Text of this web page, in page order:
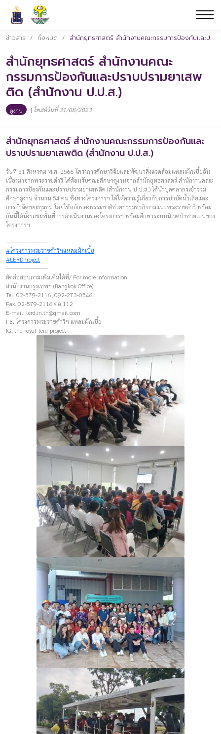
ข่าวสาร / ทั้งหมด / สำนักยุทธศาสตร์ สำนักงานคณะกรรมการป้องกันและปราบปรามยาเสพติด (สำนักงาน ป.ป.ส.)
สำนักยุทธศาสตร์ สำนักงานคณะ
กรรมการป้องกันและปราบปรามยาเสพ
ติด (สำนักงาน ป.ป.ส.)
ดูงาน | โพสต์วันที่ 31/08/2023
สำนักยุทธศาสตร์ สำนักงานคณะกรรมการป้องกันและ
ปราบปรามยาเสพติด (สำนักงาน ป.ป.ส.)
วันที่ 31 สิงหาคม พ.ศ. 2566 โครงการศึกษาวิจัยและพัฒนาสิ่งแวดล้อมแหลมผักเบี้ยอัน
เนื่องมาจากพระราชดำริ ได้ต้อนรับคณะศึกษาดูงานจากสำนักยุทธศาสตร์ สำนักงานคณะ
กรรมการป้องกันและปราบปรามยาเสพติด (สำนักงาน ป.ป.ส.) ได้นำบุคคลากรเข้าร่วม
ศึกษาดูงาน จำนวน 54 คน ซึ่งทางโครงการฯ ได้ให้ความรู้เกี่ยวกับการบำบัดน้ำเสียและ
การกำจัดขยะชุมชน โดยใช้หลักของธรรมชาติช่วยธรรมชาติ ตามแนวพระราชดำริ พร้อม
กันนี้ได้นั่งรถชมพื้นที่การดำเนินงานของโครงการฯ พร้อมศึกษาระบบนิเวศป่าชายเลนของ
โครงการฯ
————————–
#โครงการพระราชดำริฯแหลมผักเบี้ย
#LERDProject
————————–
ติดต่อสอบถามเพิ่มเติมได้ที่/ For more information
สำนักงานกรุงเทพฯ (Bangkok Office):
Tel. 02-579-2116, 092-273-0546
Fax. 02-579-2116 ต่อ 112
E-mail: lerd.in.th@gmail.com
FB. โครงการพระราชดำริฯ แหลมผักเบี้ย
IG. the_royal_lerd_project